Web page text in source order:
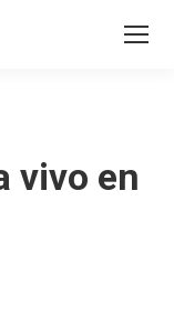
vivo en